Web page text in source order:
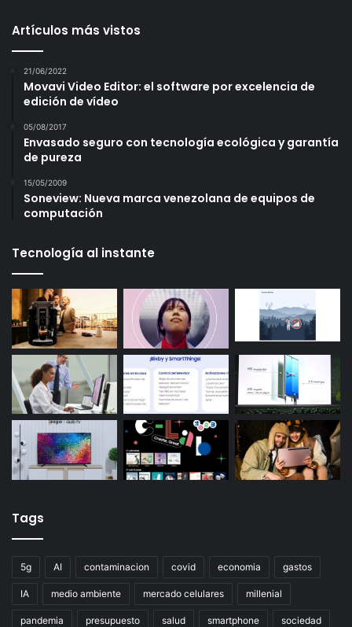
Artículos más vistos
21/06/2022
Movavi Video Editor: el software por excelencia de
edición de vídeo
05/08/2017
Envasado seguro con tecnología ecológica y garantía
de pureza
15/05/2009
Soneview: Nueva marca venezolana de equipos de
computación
Tecnología al instante
Tags
5g AI contaminacion covid economia gastos
IA medio ambiente mercado celulares millenial
pandemia presupuesto salud smartphone sociedad